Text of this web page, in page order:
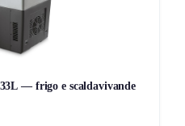
o come portatile.
blocchi errati segnalati
pulizia accurata dei filtri.​
— frigo e scaldavivande